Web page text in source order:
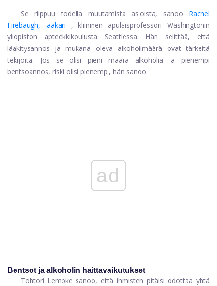
Se riippuu todella muutamista asioista, sanoo
Rachel
Firebaugh, lääkäri
, kliininen apulaisprofessori Washingtonin
yliopiston apteekkikoulusta Seattlessa. Hän selittää, että
lääkitysannos ja mukana oleva alkoholimäärä ovat tärkeitä
tekijöitä. Jos se olisi pieni määrä alkoholia ja pienempi
bentsoannos, riski olisi pienempi, hän sanoo.
ad
Bentsot ja alkoholin haittavaikutukset
Tohtori Lembke sanoo, että ihmisten pitäisi odottaa yhtä